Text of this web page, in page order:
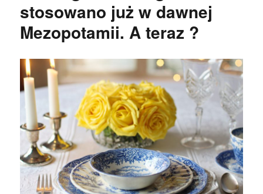
stosowano już w dawnej
Mezopotamii. A teraz ?